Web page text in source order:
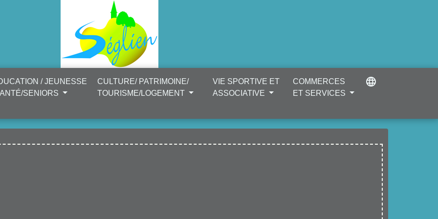
/ JEUNESSE
SENIORS
CULTURE/ PATRIMOINE/
TOURISME/LOGEMENT
VIE SPORTIVE ET
ASSOCIATIVE
COMMERCES
ET SERVICES
language